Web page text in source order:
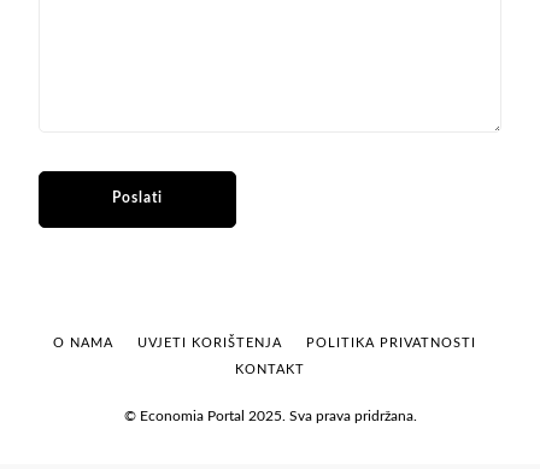
© Economia Portal 2025. Sva prava pridržana.
O NAMA UVJETI KORIŠTENJA
POLITIKA PRIVATNOSTI
KONTAKT